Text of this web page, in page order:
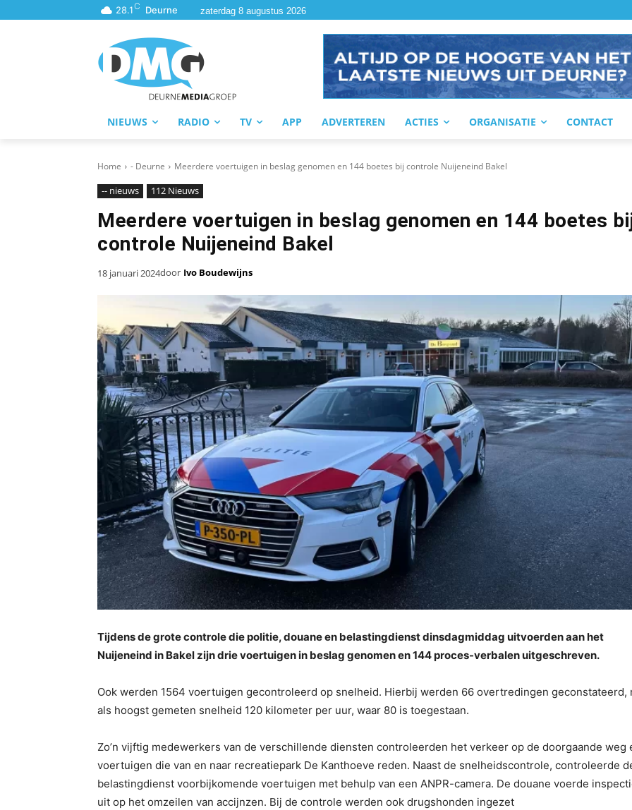
28.1C Deurne zaterdag 8 augustus 2026
NIEUWS RADIO TV APP ADVERTEREN ACTIES ORGANISATIE CONTACT
Home - Deurne Meerdere voertuigen in beslag genomen en 144 boetes bij controle Nuijeneind Bakel
-- nieuws 112 Nieuws
Meerdere voertuigen in beslag genomen en 144 boetes
controle Nuijeneind Bakel
18 januari 2024door Ivo Boudewijns
Tijdens de grote controle die politie, douane en belastingdienst dinsdagmiddag uitvoerden aan het
Nuijeneind in Bakel zijn drie voertuigen in beslag genomen en 144 proces-verbalen uitgeschreven.
Ook werden 1564 voertuigen gecontroleerd op snelheid. Hierbij werden 66 overtredingen geconstateerd,
als hoogst gemeten snelheid 120 kilometer per uur, waar 80 is toegestaan.
Zo’n vijftig medewerkers van de verschillende diensten controleerden het verkeer op de doorgaande weg
voertuigen die van en naar recreatiepark De Kanthoeve reden. Naast de snelheidscontrole, controleerde
belastingdienst voorbijkomende voertuigen met behulp van een ANPR-camera. De douane voerde
uit op het omzeilen van accijnzen. Bij de controle werden ook drugshonden ingezet